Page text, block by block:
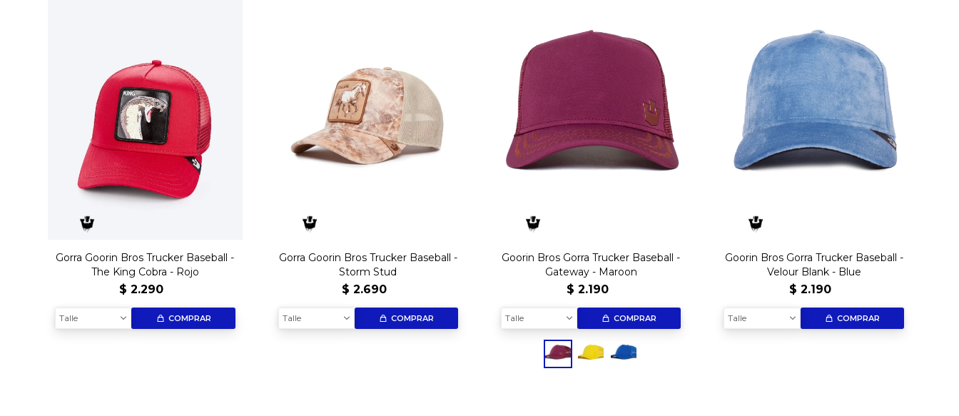
Gorra Goorin Bros Trucker Baseball -
The King Cobra - Rojo
$ 2.290
Talle COMPRAR
Gorra Goorin Bros Trucker Baseball -
Storm Stud
$ 2.690
Talle COMPRAR
Goorin Bros Gorra Trucker Baseball -
Gateway - Maroon
$ 2.190
Talle COMPRAR
Goorin Bros Gorra Trucker Baseball -
Velour Blank - Blue
$ 2.190
Talle COMPRAR